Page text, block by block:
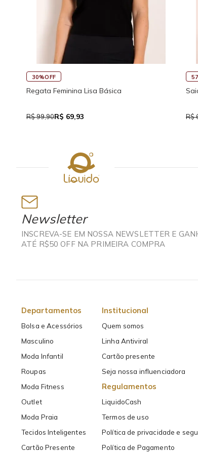
45%OFF
Saia Curta Reta com Cós
R$ 69,00R$ 37,95 R$
Newsletter
INSCREVA-SE EM NOSSA NEWSLETTER E
ATÉ R$50 OFF NA PRIMEIRA COMPRA
Departamentos
Bolsa e Acessórios
Masculino
Moda Infantil
Roupas
Moda Fitness
Outlet
Moda Praia
Tecidos Inteligentes
Cartão Presente
Institucional
Quem somos
Linha Antiviral
Cartão presente
Seja nossa influenciadora
Regulamentos
LiquidoCash
Termos de uso
Política de privacidade e
Política de Pagamento